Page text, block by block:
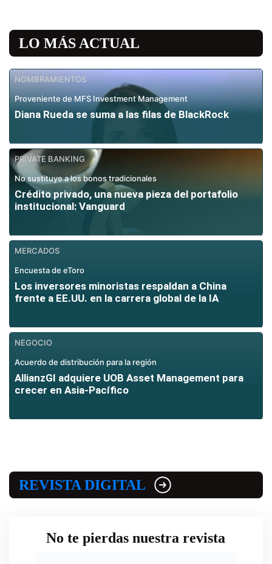
LO MÁS ACTUAL
NOMBRAMIENTOS
Proveniente de MFS Investment Management
Diana Rueda se suma a las filas de BlackRock
PRIVATE BANKING
No sustituye a los bonos tradicionales
Crédito privado, una nueva pieza del portafolio
institucional: Vanguard
MERCADOS
Encuesta de eToro
Los inversores minoristas respaldan a China
frente a EE.UU. en la carrera global de la IA
NEGOCIO
Acuerdo de distribución para la región
AllianzGI adquiere UOB Asset Management para
crecer en Asia-Pacífico
REVISTA DIGITAL
No te pierdas nuestra revista